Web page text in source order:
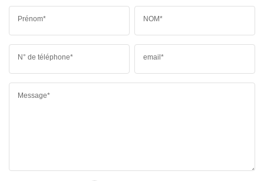
Prénom* NOM*
N° de téléphone* email*
Message*